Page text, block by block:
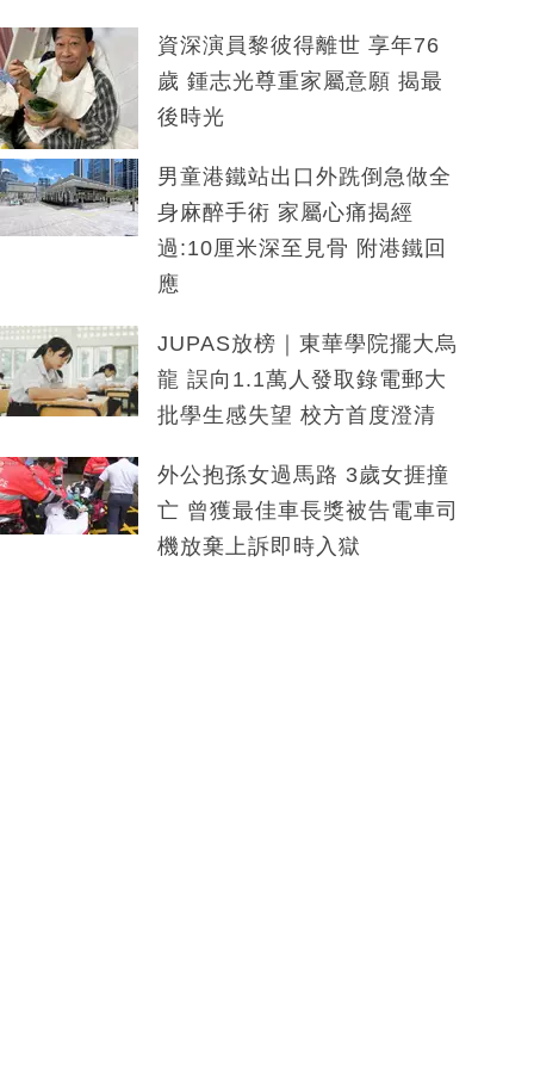
資深演員黎彼得離世 享年76
歲 鍾志光尊重家屬意願 揭最
後時光
男童港鐵站出口外跣倒急做全
身麻醉手術 家屬心痛揭經
過:10厘米深至見骨 附港鐵回
應
JUPAS放榜｜東華學院擺大烏
龍 誤向1.1萬人發取錄電郵大
批學生感失望 校方首度澄清
外公抱孫女過馬路 3歲女捱撞
亡 曾獲最佳車長獎被告電車司
機放棄上訴即時入獄